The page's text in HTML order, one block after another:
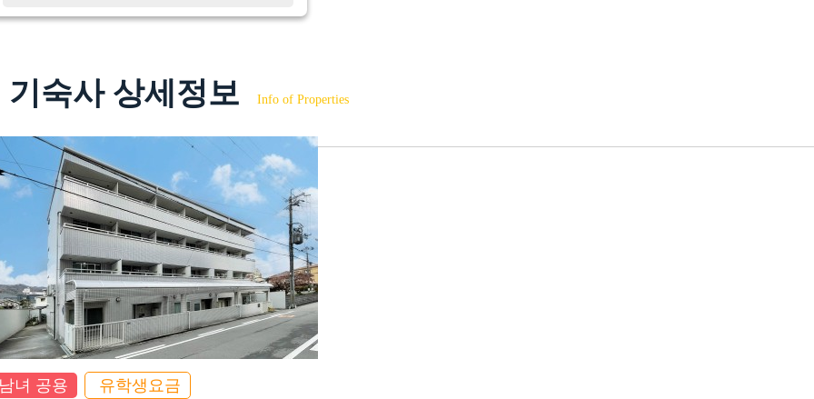
기숙사 상세정보 Info of Properties
녀 공용 유학생요금